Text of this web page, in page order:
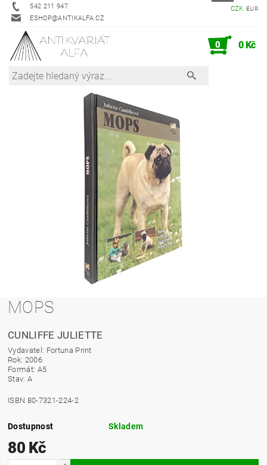
542 211 947
ESHOP@ANTIKALFA.CZ
CZK EUR
0 0 Kč
MOPS
CUNLIFFE JULIETTE
Vydavatel: Fortuna Print
Rok: 2006
Formát: A5
Stav: A
ISBN 80-7321-224-2
Dostupnost Skladem
80 Kč